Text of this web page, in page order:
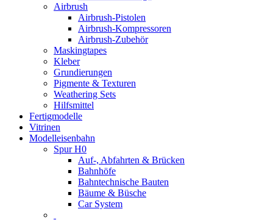
Airbrush
Airbrush-Pistolen
Airbrush-Kompressoren
Airbrush-Zubehör
Maskingtapes
Kleber
Grundierungen
Pigmente & Texturen
Weathering Sets
Hilfsmittel
Fertigmodelle
Vitrinen
Modelleisenbahn
Spur H0
Auf-, Abfahrten & Brücken
Bahnhöfe
Bahntechnische Bauten
Bäume & Büsche
Car System